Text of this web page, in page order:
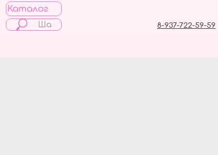
Каталог
8-937-722-59-59